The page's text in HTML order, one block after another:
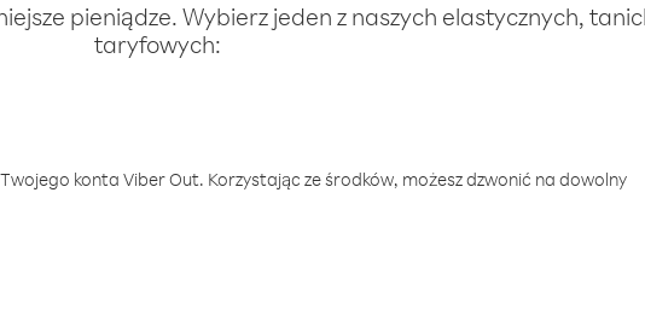
pieniądze. Wybierz jeden z naszych elastycznych,
taryfowych:
konta Viber Out. Korzystając ze środków, możesz dzwonić na dowolny